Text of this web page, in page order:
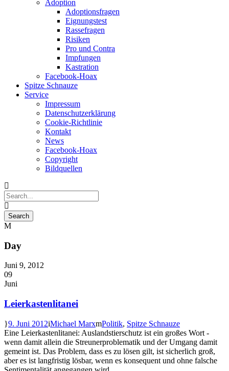
Adoption
Adoptionsfragen
Eignungstest
Rassefragen
Risiken
Pro und Contra
Impfungen
Kastration
Facebook-Hoax
Spitze Schnauze
Service
Impressum
Datenschutzerklärung
Cookie-Richtlinie
Kontakt
News
Facebook-Hoax
Copyright
Bildquellen
Day
Juni 9, 2012
09
Juni
Leierkastenlitanei
9. Juni 2012 Michael Marx Politik, Spitze Schnauze
Eine Leierkastenlitanei: Auslandstierschutz ist ein großes Wort -
wenn damit allein die Streunerproblematik und der Umgang damit
gemeint ist. Das Problem, dass es zu lösen gilt, ist sicherlich groß,
aber es ist langfristig lösbar, wenn es konsequent und ohne falsche